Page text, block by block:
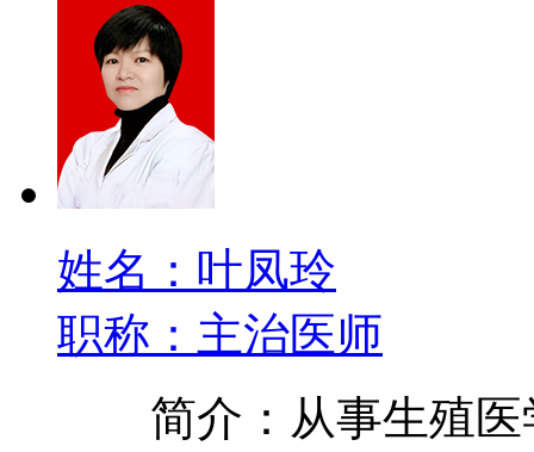
姓名：叶凤玲
职称：主治医师
简介：从事生殖医